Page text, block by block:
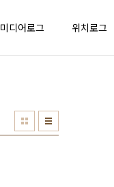
미디어로그 위치로그